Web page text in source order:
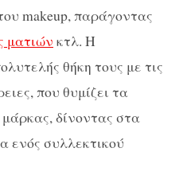
makeup, παράγοντας
ματιών κτλ. Η
θήκη τους με τις
που θυμίζει τα
δίνοντας στα
ενός συλλεκτικού